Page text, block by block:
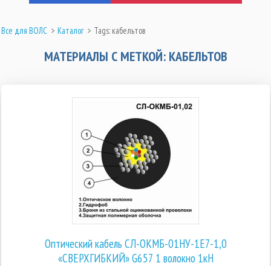
Все для ВОЛС > Каталог > Tags: кабельтов
МАТЕРИАЛЫ С МЕТКОЙ: КАБЕЛЬТОВ
Оптический кабель СЛ-ОКМБ-01НУ-1Е7-1,0
«СВЕРХГИБКИЙ» G657 1 волокно 1кН